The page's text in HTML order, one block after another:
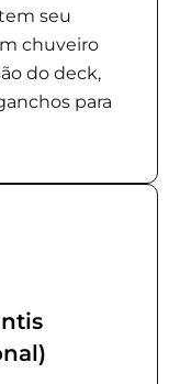
seu
chuveiro
do deck,
para